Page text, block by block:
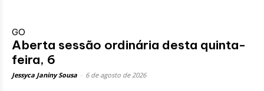
GO
Aberta sessão ordinária desta quinta-
feira, 6
Jessyca Janiny Sousa 6 de agosto de 2026